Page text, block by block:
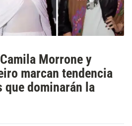
Morrone y
marcan tendencia
dominarán la